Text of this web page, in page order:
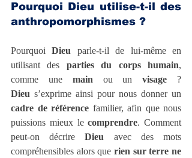
Pourquoi Dieu utilise-t-il des
anthropomorphismes ?
Pourquoi Dieu parle-t-il de lui-même en
utilisant des parties du corps humain,
comme une main ou un visage
Dieu
cadre de référence familier, afin que nous
puissions mieux le comprendre. Comment
peut-on décrire Dieu avec des mots
compréhensibles alors que rien sur terre ne